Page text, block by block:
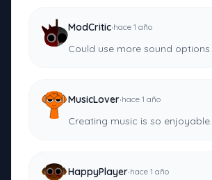
ModCritic·hace 1 año
Could use more sound options.
MusicLover·hace 1 año
Creating music is so enjoyable.
HappyPlayer·hace 1 año